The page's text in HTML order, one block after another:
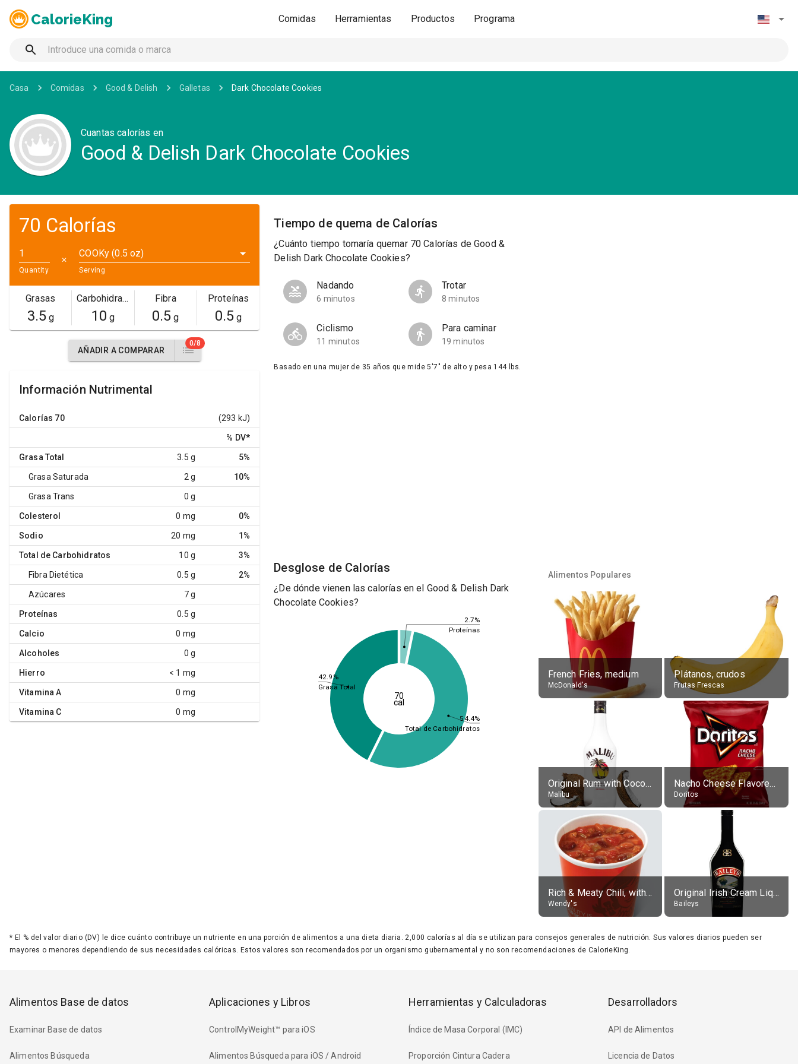
CalorieKing Comidas Herramientas Productos Programa
Casa Comidas Good & Delish Galletas Dark Chocolate Cookies
Cuantas calorías en
Good & Delish Dark Chocolate Cookies
70 Calorías
Quantity
✕
COOKy (0.5 oz)
Serving
Grasas
3.5g
Carbohidratos
10 g
Fibra
0.5 g
Proteínas
0.5g
AÑADIR A COMPARAR
0/8
Información Nutrimental
Calorías 70 (293 kJ)
% DV*
Grasa Total 3.5 g 5%
Grasa Saturada 2 g 10%
Grasa Trans 0 g
Colesterol 0 mg 0%
Sodio 20 mg 1%
Total de Carbohidratos 10 g 3%
Fibra Dietética 0.5 g 2%
Azúcares 7 g
Proteínas 0.5 g
Calcio 0 mg
Alcoholes 0 g
Hierro < 1 mg
Vitamina A 0 mg
Vitamina C 0 mg
Tiempo de quema de Calorías
¿Cuánto tiempo tomaría quemar 70 Calorías de Good &
Delish Dark Chocolate Cookies?
Nadando
6 minutos
Trotar
8 minutos
Ciclismo
11 minutos
Para caminar
19 minutos
Basado en una mujer de 35 años que mide 5'7" de alto y pesa 144 lbs.
Desglose de Calorías
¿De dónde vienen las calorías en el Good & Delish Dark
Chocolate Cookies?
2.7%
54.4%
42.9%
Proteínas
Total de Carbohidratos
Grasa Total
70
cal
Alimentos Populares
French Fries, medium
McDonald's
Plátanos, crudos
Frutas Frescas
Original Rum with Coconut Flavour (21% alc.)
Malibu
Nacho Cheese Flavored Tortilla Chips
Doritos
Rich & Meaty Chili, without toppings, large
Wendy's
Original Irish Cream Liqueur (17% alc.)
Baileys
* El % del valor diario (DV) le dice cuánto contribuye un nutriente en una porción de alimentos a una dieta diaria. 2,000 calorías al día se utilizan para consejos generales de nutrición. Sus valores diarios pueden ser
mayores o menores dependiendo de sus necesidades calóricas. Estos valores son recomendados por un organismo gubernamental y no son recomendaciones de CalorieKing.
Alimentos Base de datos
Examinar Base de datos
Alimentos Búsqueda
Aplicaciones y Libros
ControlMyWeight™ para iOS
Alimentos Búsqueda para iOS / Android
Herramientas y Calculadoras
Índice de Masa Corporal (IMC)
Proporción Cintura Cadera
Desarrolladors
API de Alimentos
Licencia de Datos